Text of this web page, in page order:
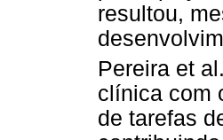
resultou,
Pereira et al.
clínica com
de tarefas